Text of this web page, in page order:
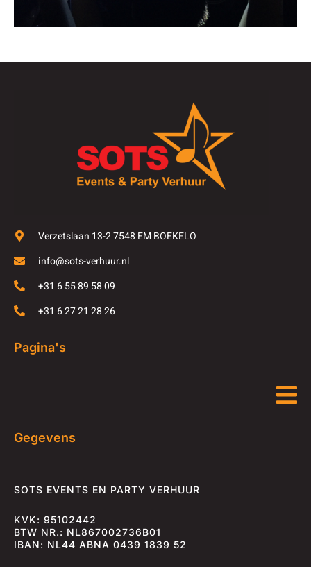
Verzetslaan 13-2 7548 EM BOEKELO
info@sots-verhuur.nl
+31 6 55 89 58 09
+31 6 27 21 28 26
Pagina's
Gegevens
SOTS EVENTS EN PARTY VERHUUR
KVK: 95102442
BTW NR.: NL867002736B01
IBAN: NL44 ABNA 0439 1839 52